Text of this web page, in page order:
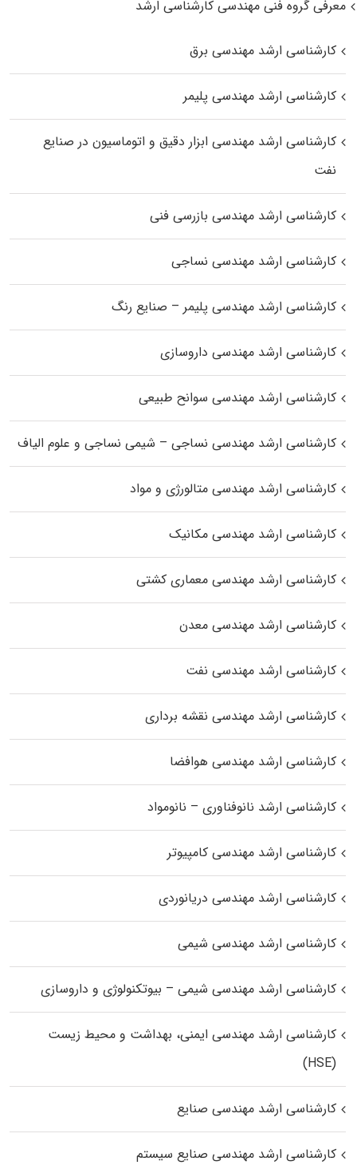
معرفی گروه فنی مهندسی کارشناسی ارشد
کارشناسی ارشد مهندسی برق
کارشناسی ارشد مهندسی پلیمر
کارشناسی ارشد مهندسی ابزار دقیق و اتوماسیون در صنایع
نفت
کارشناسی ارشد مهندسی بازرسی فنی
کارشناسی ارشد مهندسی نساجی
کارشناسی ارشد مهندسی پلیمر – صنایع رنگ
کارشناسی ارشد مهندسی داروسازی
کارشناسی ارشد مهندسی سوانح طبیعی
کارشناسی ارشد مهندسی نساجی – شیمی نساجی و علوم الیاف
کارشناسی ارشد مهندسی متالورژی و مواد
کارشناسی ارشد مهندسی مکانیک
کارشناسی ارشد مهندسی معماری کشتی
کارشناسی ارشد مهندسی معدن
کارشناسی ارشد مهندسی نفت
کارشناسی ارشد مهندسی نقشه برداری
کارشناسی ارشد مهندسی هوافضا
کارشناسی ارشد نانوفناوری – نانومواد
کارشناسی ارشد مهندسی کامپیوتر
کارشناسی ارشد مهندسی دریانوردی
کارشناسی ارشد مهندسی شیمی
کارشناسی ارشد مهندسی شیمی – بیوتکنولوژی و داروسازی
کارشناسی ارشد مهندسی ایمنی، بهداشت و محیط زیست
(HSE)
کارشناسی ارشد مهندسی صنایع
کارشناسی ارشد مهندسی صنایع سیستم